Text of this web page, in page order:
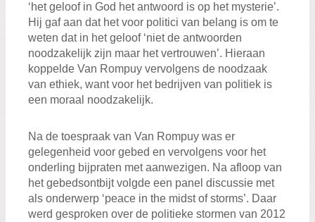
‘het geloof in God het antwoord is op het mysterie’.
Hij gaf aan dat het voor politici van belang is om te
weten dat in het geloof ‘niet de antwoorden
noodzakelijk zijn maar het vertrouwen’. Hieraan
koppelde Van Rompuy vervolgens de noodzaak
van ethiek, want voor het bedrijven van politiek is
een moraal noodzakelijk.
Na de toespraak van Van Rompuy was er
gelegenheid voor gebed en vervolgens voor het
onderling bijpraten met aanwezigen. Na afloop van
het gebedsontbijt volgde een panel discussie met
als onderwerp ‘peace in the midst of storms’. Daar
werd gesproken over de politieke stormen van 2012